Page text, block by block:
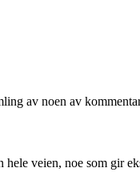
av noen av
veien, noe som gir